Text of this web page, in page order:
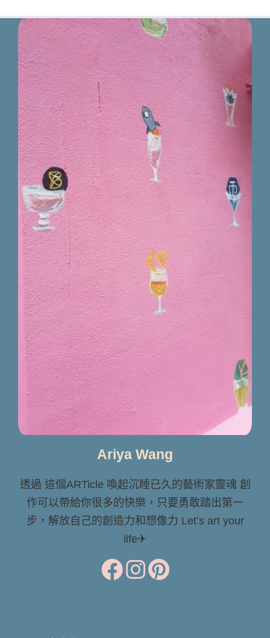
Ariya Wang
透過 這個ARTicle 喚起沉睡已久的藝術家靈魂 創
作可以帶給你很多的快樂，只要勇敢踏出第一
步，解放自己的創造力和想像力 Let’s art your
life✈